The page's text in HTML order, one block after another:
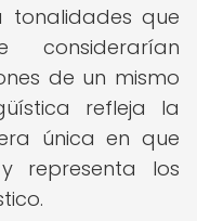
tonalidades que
de un mismo
refleja la
única en que
representa los